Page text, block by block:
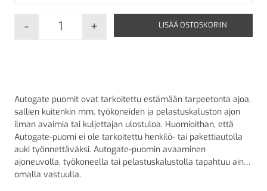
Autogate puomit määrä
- + LISÄÄ OSTOSKORIIN
Autogate puomit ovat tarkoitettu estämään tarpeetonta ajoa,
sallien kuitenkin mm. työkoneiden ja pelastuskaluston ajon
ilman avaimia tai kuljettajan ulostuloa. Huomioithan, että
Autogate-puomi ei ole tarkoitettu henkilö- tai pakettiautolla
auki työnnettäväksi. Autogate-puomin avaaminen
ajoneuvolla, työkoneella tai pelastuskalustolla tapahtuu aina
omalla vastuulla.